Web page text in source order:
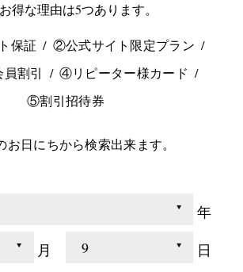
得な理由は5つあります。
保証
②公式サイト限定プラン
割引
④リピーター様カード
⑤割引招待券
お日にちから検索出来ます。
年
月 日